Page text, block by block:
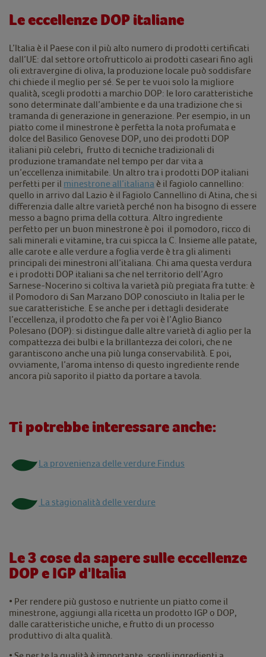
Le eccellenze DOP italiane
L’Italia è il Paese con il più alto numero di prodotti certificati
dall’UE: dal settore ortofrutticolo ai prodotti caseari fino agli
oli extravergine di oliva, la produzione locale può soddisfare
chi chiede il meglio per sé. Se per te vuoi solo la migliore
qualità, scegli prodotti a marchio DOP: le loro caratteristiche
sono determinate dall’ambiente e da una tradizione che si
tramanda di generazione in generazione. Per esempio, in un
piatto come il minestrone è perfetta la nota profumata e
dolce del Basilico Genovese DOP, uno dei prodotti DOP
italiani più celebri, frutto di tecniche tradizionali di
produzione tramandate nel tempo per dar vita a
un’eccellenza inimitabile. Un altro tra i prodotti DOP italiani
perfetti per il minestrone all’italiana è il fagiolo cannellino:
quello in arrivo dal Lazio è il Fagiolo Cannellino di Atina, che si
differenzia dalle altre varietà perché non ha bisogno di essere
messo a bagno prima della cottura. Altro ingrediente
perfetto per un buon minestrone è poi il pomodoro, ricco di
sali minerali e vitamine, tra cui spicca la C. Insieme alle patate,
alle carote e alle verdure a foglia verde è tra gli alimenti
principali dei minestroni all’italiana. Chi ama questa verdura
e i prodotti DOP italiani sa che nel territorio dell’Agro
Sarnese-Nocerino si coltiva la varietà più pregiata fra tutte: è
il Pomodoro di San Marzano DOP conosciuto in Italia per le
sue caratteristiche. E se anche per i dettagli desiderate
l’eccellenza, il prodotto che fa per voi è l’Aglio Bianco
Polesano (DOP): si distingue dalle altre varietà di aglio per la
compattezza dei bulbi e la brillantezza dei colori, che ne
garantiscono anche una più lunga conservabilità. E poi,
ovviamente, l’aroma intenso di questo ingrediente rende
ancora più saporito il piatto da portare a tavola.
Ti potrebbe interessare anche:
La provenienza delle verdure Findus
La stagionalità delle verdure
Le 3 cose da sapere sulle eccellenze
DOP e IGP d'Italia
• Per rendere più gustoso e nutriente un piatto come il
minestrone, aggiungi alla ricetta un prodotto IGP o DOP,
dalle caratteristiche uniche, e frutto di un processo
produttivo di alta qualità.